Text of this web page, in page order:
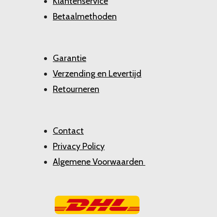
Betaalmethoden
Garantie
Verzending en Levertijd
Retourneren
Contact
Privacy Policy
Algemene Voorwaarden